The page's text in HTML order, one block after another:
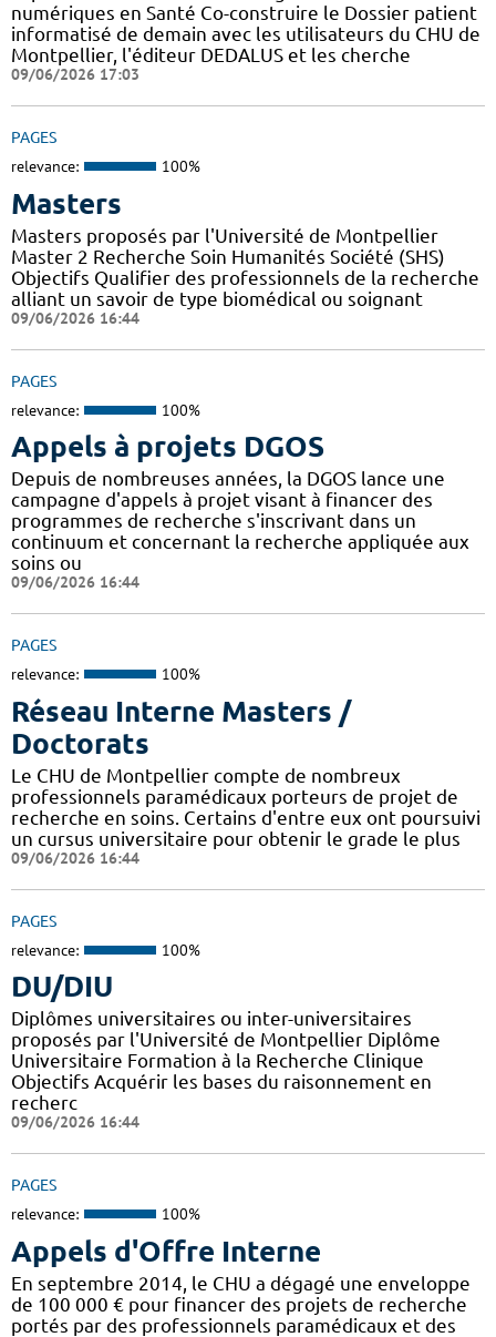
numériques en Santé Co-construire le Dossier patient
informatisé de demain avec les utilisateurs du CHU de
Montpellier, l'éditeur DEDALUS et les cherche
09/06/2026 17:03
PAGES
relevance: 100%
Masters
Masters proposés par l'Université de Montpellier
Master 2 Recherche Soin Humanités Société (SHS)
Objectifs Qualifier des professionnels de la recherche
alliant un savoir de type biomédical ou soignant
09/06/2026 16:44
PAGES
relevance: 100%
Appels à projets DGOS
Depuis de nombreuses années, la DGOS lance une
campagne d'appels à projet visant à financer des
programmes de recherche s'inscrivant dans un
continuum et concernant la recherche appliquée aux
soins ou
09/06/2026 16:44
PAGES
relevance: 100%
Réseau Interne Masters /
Doctorats
Le CHU de Montpellier compte de nombreux
professionnels paramédicaux porteurs de projet de
recherche en soins. Certains d'entre eux ont poursuivi
un cursus universitaire pour obtenir le grade le plus
09/06/2026 16:44
PAGES
relevance: 100%
DU/DIU
Diplômes universitaires ou inter-universitaires
proposés par l'Université de Montpellier Diplôme
Universitaire Formation à la Recherche Clinique
Objectifs Acquérir les bases du raisonnement en
recherc
09/06/2026 16:44
PAGES
relevance: 100%
Appels d'Offre Interne
En septembre 2014, le CHU a dégagé une enveloppe
de 100 000 € pour financer des projets de recherche
portés par des professionnels paramédicaux et des